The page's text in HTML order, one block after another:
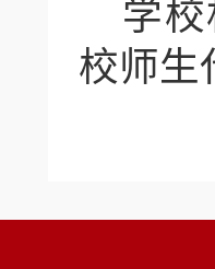
学
校师生